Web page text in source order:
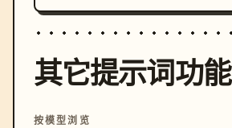
其它提示词功能
按模型浏览